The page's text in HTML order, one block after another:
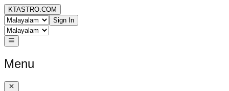
KTASTRO.COM
Sign In
Menu